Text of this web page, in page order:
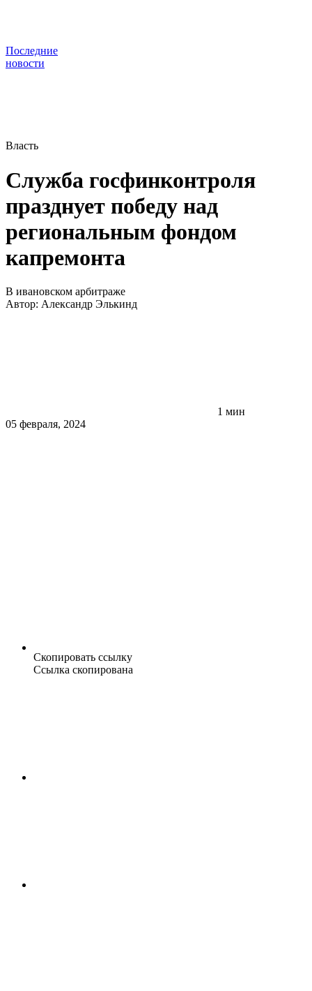
Последние
новости
Власть
Служба госфинконтроля
празднует победу над
региональным фондом
капремонта
В ивановском арбитраже
Автор: Александр Элькинд
1 мин
05 февраля, 2024
Скопировать ссылку
Ссылка скопирована